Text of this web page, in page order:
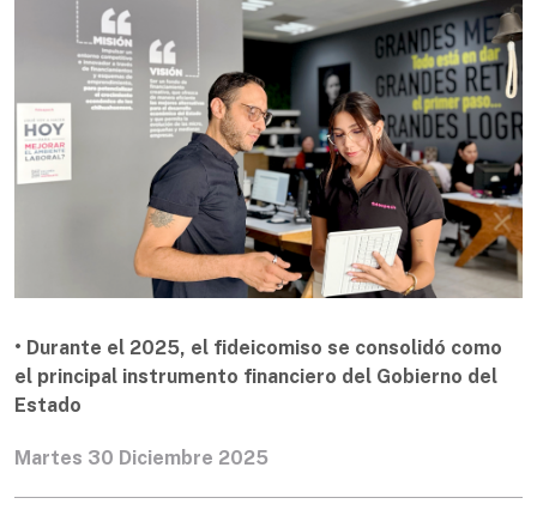
• Durante el 2025, el fideicomiso se consolidó como
el principal instrumento financiero del Gobierno del
Estado
Martes 30 Diciembre 2025